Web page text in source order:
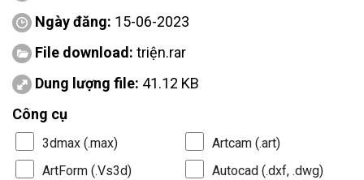
Ngày đăng: 15-06-2023
File download: triện.rar
Dung lượng file: 41.12 KB
Công cụ
3dmax (.max)
Artcam (.art)
ArtForm (.Vs3d)
Autocad (.dxf, .dwg)